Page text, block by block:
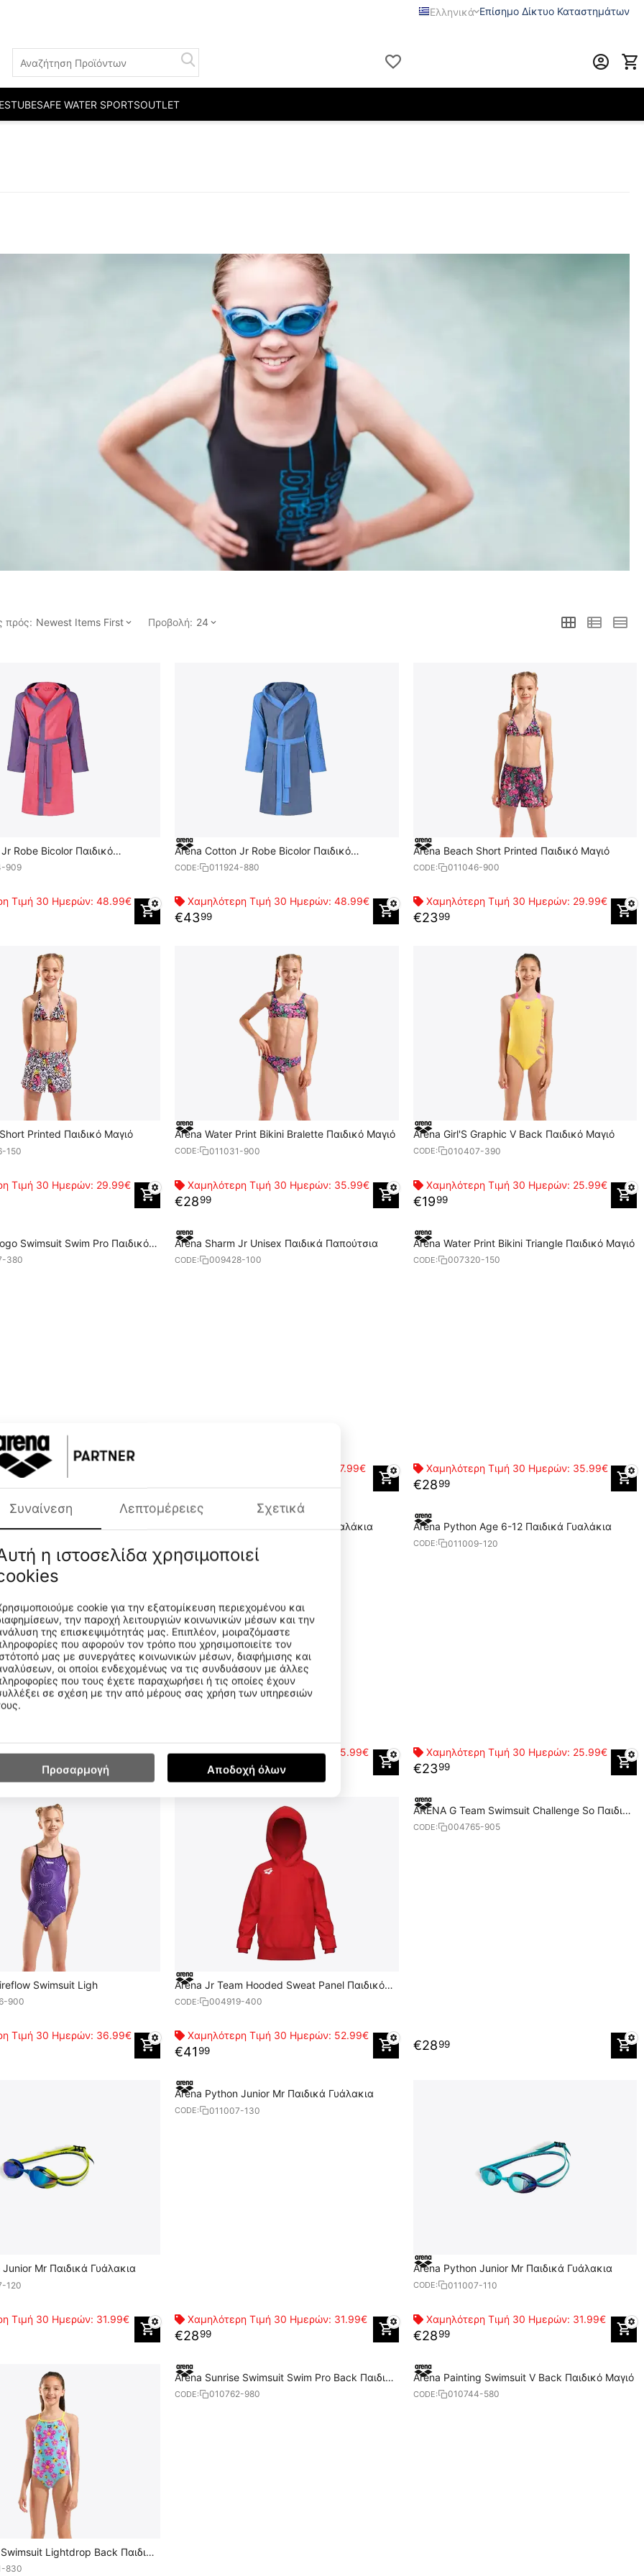
Επίσημο Δίκτυο Καταστημάτων
Ελληνικά
SAFE WATER SPORTSOUTLET
πρός: Newest Items First Προβολή: 24
Robe Bicolor Παιδικό
909
Τιμή 30 Ημερών: 48.99€
Arena Cotton Jr Robe Bicolor Παιδικό
Μπουρνούζι
CODE: 011924-880
Χαμηλότερη Τιμή 30 Ημερών:48.99€
€4399
Arena Beach Short Printed Παιδικό Μαγιό
CODE: 011046-900
Χαμηλότερη Τιμή 30 Ημερών: 29.99€
€2399
Printed Παιδικό Μαγιό
150
Τιμή 30 Ημερών: 29.99€
Arena Water Print Bikini Bralette Παιδικό Μαγιό
CODE: 011031-900
Χαμηλότερη Τιμή 30 Ημερών: 35.99€
€2899
Arena Girl'S Graphic V Back Παιδικό Μαγιό
CODE: 010407-390
Χαμηλότερη Τιμή 30 Ημερών: 25.99€
€1999
380
Τιμή 30 Ημερών:
Arena Sharm Jr Unisex Παιδικά Παπούτσια
CODE: 009428-100
17.99€
Arena Water Print Bikini Triangle Παιδικό Μαγιό
CODE: 007320-150
Χαμηλότερη Τιμή 30 Ημερών: 35.99€
€2899
Bikini Bralette Παιδικό Μαγιό
Τιμή 30 Ημερών:35.99€
Arena Python Age 6-12 Παιδικά Γυαλάκια
Χαμηλότερη Τιμή 30 Ημερών: 25.99€
99
Arena Python Age 6-12 Παιδικά Γυαλάκια
CODE: 011009-120
Χαμηλότερη Τιμή 30 Ημερών: 25.99€
€2399
Girl'S Fireflow Swimsuit Ligh
900
Τιμή 30 Ημερών: 36.99€
Arena Jr Team Hooded Sweat Panel Παιδικό
Φούτερ
CODE: 004919-400
Χαμηλότερη Τιμή 30 Ημερών: 52.99€
€41 99
ARENA G Team Swimsuit Challenge So Παιδικό
Μαγιό
CODE: 004765-905
€2899
Mr Παιδικά Γυάλακια
120
Τιμή 30 Ημερών: 31.99€
Arena Python Junior Mr Παιδικά Γυάλακια
CODE: 011007-130
Χαμηλότερη Τιμή 30 Ημερών: 31.99€
€2899
Arena Python Junior Mr Παιδικά Γυάλακια
CODE: 011007-110
Χαμηλότερη Τιμή 30 Ημερών: 31.99€
€2899
Lightdrop Back Παιδικό
830
Arena Sunrise Swimsuit Swim Pro Back Παιδικό
Μαγιό
CODE: 010762-980
Arena Painting Swimsuit V Back Παιδικό Μαγιό
CODE: 010744-580
Συναίνεση Λεπτομέρειες Σχετικά
η ιστοσελίδα χρησιμοποιεί
cookie για την εξατομίκευση περιεχομένου και
την παροχή λειτουργιών κοινωνικών μέσων και την
της επισκεψιμότητάς μας. Επιπλέον, μοιραζόμαστε
που αφορούν τον τρόπο που χρησιμοποιείτε τον
μας με συνεργάτες κοινωνικών μέσων, διαφήμισης και
οι οποίοι ενδεχομένως να τις συνδυάσουν με άλλες
που τους έχετε παραχωρήσει ή τις οποίες έχουν
σε σχέση με την από μέρους σας χρήση των υπηρεσιών
Προσαρμογή Αποδοχή όλων